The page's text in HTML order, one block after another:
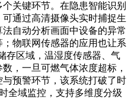
关键环节。在隐患智能识别
通过高清摄像头实时捕捉生
自动分析画面中设备的异常
物联网传感器的应用也让系
存区域，温湿度传感器、气
，一旦可燃气体浓度超标，
预警环节，该系统打破了时
全域监控，支持多维度分级